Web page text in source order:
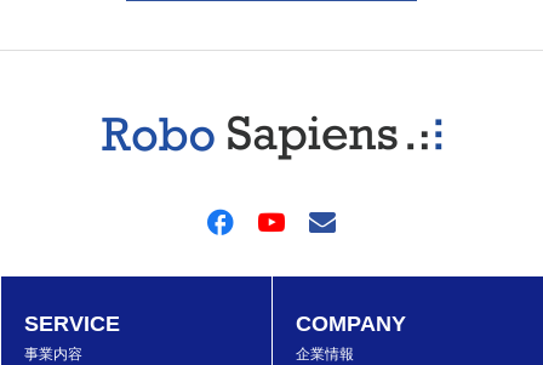
SERVICE
事業内容
COMPANY
企業情報